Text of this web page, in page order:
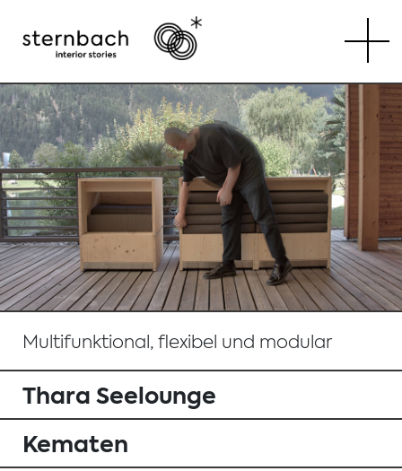
Multifunktional, flexibel und modular
Thara Seelounge
Kematen